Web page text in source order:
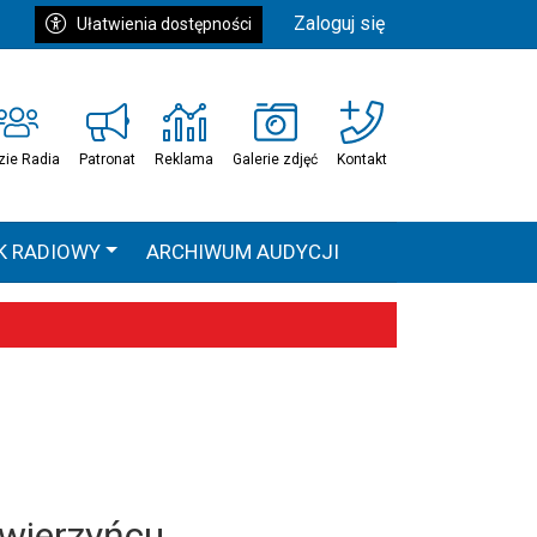
Ułatwienia dostępności Zaloguj się
Radia Patronat Reklama Galerie zdjęć Kontakt
RADIOWY ARCHIWUM AUDYCJI
HEAVEN TOUR